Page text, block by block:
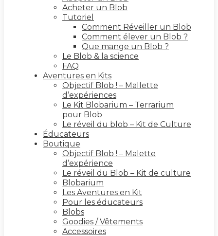
Acheter un Blob
Tutoriel
Comment Réveiller un Blob
Comment élever un Blob ?
Que mange un Blob ?
Le Blob & la science
FAQ
Aventures en Kits
Objectif Blob ! – Mallette
d’expériences
Le Kit Blobarium – Terrarium
pour Blob
Le réveil du blob – Kit de Culture
Éducateurs
Boutique
Objectif Blob ! – Malette
d’expérience
Le réveil du Blob – Kit de culture
Blobarium
Les Aventures en Kit
Pour les éducateurs
Blobs
Goodies / Vêtements
Accessoires